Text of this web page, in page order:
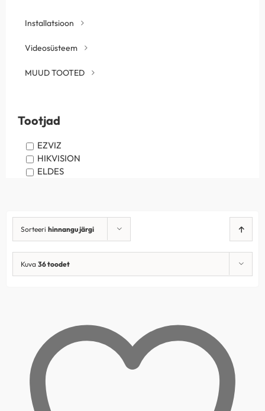
Sorteeri hinnangu järgi
Kuva 36 toodet
Installatsioon
Videosüsteem
MUUD TOOTED
Tootjad
EZVIZ
HIKVISION
ELDES